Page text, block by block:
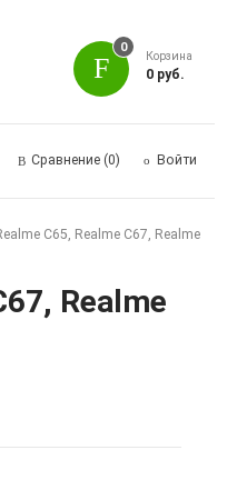
0
Корзина
0 руб.
Сравнение (0) Войти
C65, Realme C67, Realme
Realme